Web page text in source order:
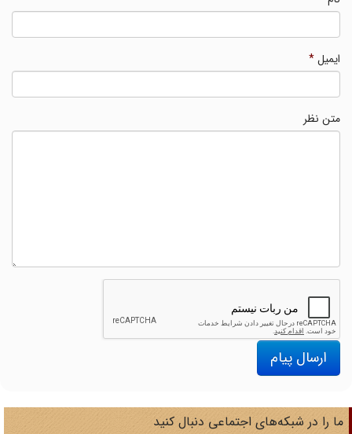
ایمیل*
متن نظر
ارسال پیام
را در شبکه‌های اجتماعی دنبال کنید